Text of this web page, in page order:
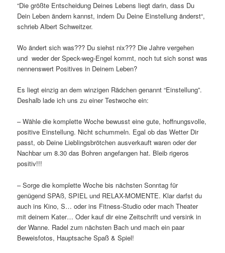
“Die größte Entscheidung Deines Lebens liegt darin, dass Du
Dein Leben ändern kannst, indem Du Deine Einstellung änderst“,
schrieb Albert Schweitzer.
Wo ändert sich was??? Du siehst nix??? Die Jahre vergehen
und weder der Speck-weg-Engel kommt, noch tut sich sonst was
nennenswert Positives in Deinem Leben?
Es liegt einzig an dem winzigen Rädchen genannt “Einstellung”.
Deshalb lade ich uns zu einer Testwoche ein:
– Wähle die komplette Woche bewusst eine gute, hoffnungsvolle,
positive Einstellung. Nicht schummeln. Egal ob das Wetter Dir
passt, ob Deine Lieblingsbrötchen ausverkauft waren oder der
Nachbar um 8.30 das Bohren angefangen hat. Bleib rigeros
positiv!!!
– Sorge die komplette Woche bis nächsten Sonntag für
genügend SPAß, SPIEL und RELAX-MOMENTE. Klar darfst du
auch ins Kino, S… oder ins Fitness-Studio oder mach Theater
mit deinem Kater… Oder kauf dir eine Zeitschrift und versink in
der Wanne. Radel zum nächsten Bach und mach ein paar
Beweisfotos, Hauptsache Spaß & Spiel!